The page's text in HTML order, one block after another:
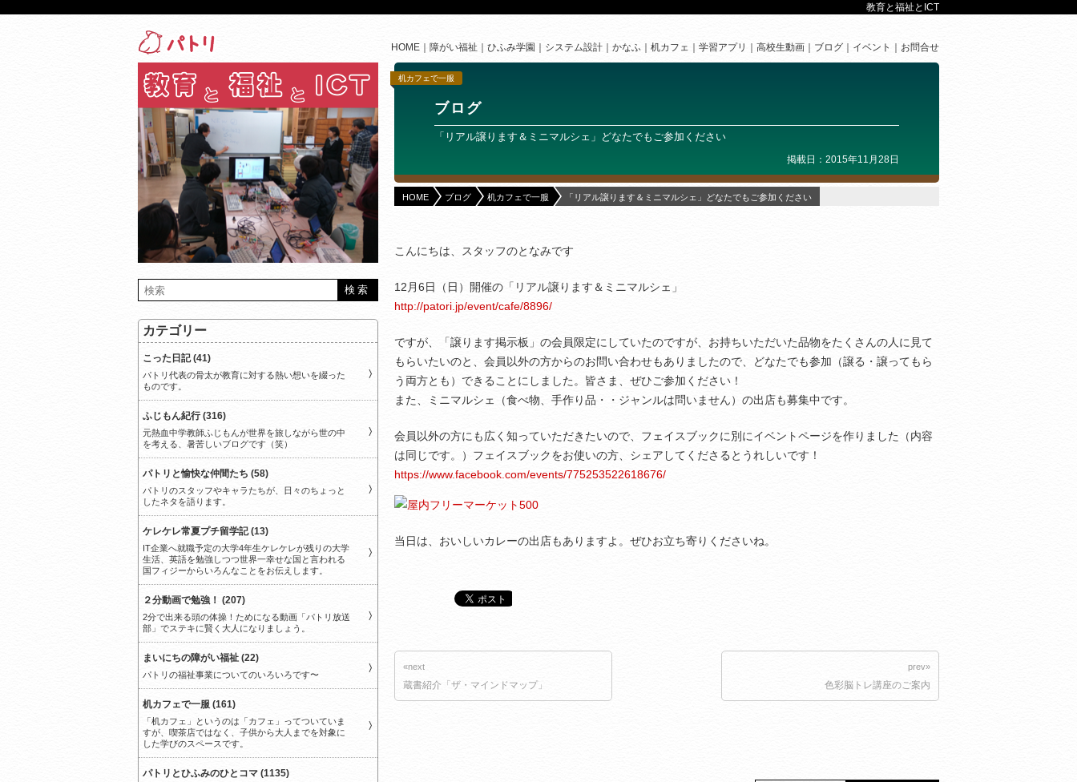
教育と福祉とICT
HOME 障がい福祉 ひふみ学園 システム設計 かなふ 机カフェ 学習アプリ 高校生動画 ブログ イベント お問合せ
机カフェで一服
ブログ
「リアル譲ります＆ミニマルシェ」どなたでもご参加ください
掲載日：2015年11月28日
HOME ブログ 机カフェで一服 「リアル譲ります＆ミニマルシェ」どなたでもご参加ください
こんにちは、スタッフのとなみです
12月6日（日）開催の「リアル譲ります＆ミニマルシェ」
http://patori.jp/event/cafe/8896/
ですが、「譲ります掲示板」の会員限定にしていたのですが、お持ちいただいた品物をたくさんの人に見て
もらいたいのと、会員以外の方からのお問い合わせもありましたので、どなたでも参加（譲る・譲ってもら
う両方とも）できることにしました。皆さま、ぜひご参加ください！
また、ミニマルシェ（食べ物、手作り品・・ジャンルは問いません）の出店も募集中です。
会員以外の方にも広く知っていただきたいので、フェイスブックに別にイベントページを作りました（内容
は同じです。）フェイスブックをお使いの方、シェアしてくださるとうれしいです！
https://www.facebook.com/events/775253522618676/
当日は、おいしいカレーの出店もありますよ。ぜひお立ち寄りくださいね。
«next
蔵書紹介「ザ・マインドマップ」
prev»
色彩脳トレ講座のご案内
カテゴリー
こった日記 (41)
パトリ代表の骨太が教育に対する熱い想いを綴った
ものです。
ふじもん紀行 (316)
元熱血中学教師ふじもんが世界を旅しながら世の中
を考える、暑苦しいブログです（笑）
パトリと愉快な仲間たち (58)
パトリのスタッフやキャラたちが、日々のちょっと
したネタを語ります。
ケレケレ常夏プチ留学記 (13)
IT企業へ就職予定の大学4年生ケレケレが残りの大学
生活、英語を勉強しつつ世界一幸せな国と言われる
国フィジーからいろんなことをお伝えします。
２分動画で勉強！ (207)
2分で出来る頭の体操！ためになる動画「パトリ放送
部」でステキに賢く大人になりましょう。
まいにちの障がい福祉 (22)
パトリの福祉事業についてのいろいろです〜
机カフェで一服 (161)
「机カフェ」というのは「カフェ」ってついていま
すが、喫茶店ではなく、子供から大人までを対象に
した学びのスペースです。
パトリとひふみのひとコマ (1135)